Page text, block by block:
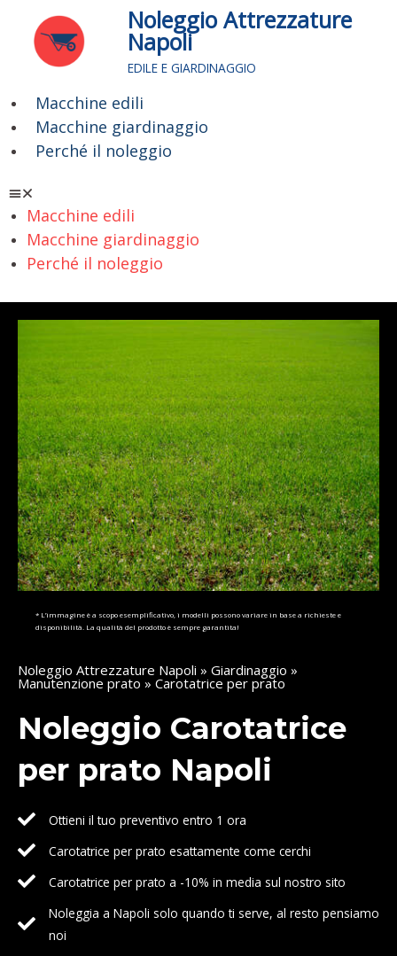
contenuto
Noleggio Attrezzature
Napoli
EDILE E GIARDINAGGIO
Macchine edili
Macchine giardinaggio
Perché il noleggio
Menu
Macchine edili
Macchine giardinaggio
Perché il noleggio
Noleggio Attrezzature Napoli » Giardinaggio »
Manutenzione prato » Carotatrice per prato
Noleggio Carotatrice
per prato Napoli
Ottieni il tuo preventivo entro 1 ora
Carotatrice per prato esattamente come cerchi
Carotatrice per prato a -10% in media sul nostro sito
Noleggia a Napoli solo quando ti serve, al resto pensiamo
noi
* L’immagine è a scopo esemplificativo, i modelli possono variare in base a richieste e
disponibilità. La qualità del prodotto è sempre garantita!